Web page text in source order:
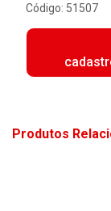
Código: 51507
Produtos